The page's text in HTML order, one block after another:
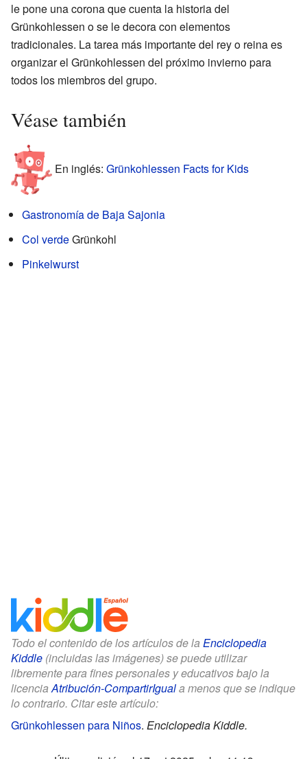
le pone una corona que cuenta la historia del
Grünkohlessen o se le decora con elementos
tradicionales. La tarea más importante del rey o reina es
organizar el Grünkohlessen del próximo invierno para
todos los miembros del grupo.
Véase también
En inglés: Grünkohlessen Facts for Kids
Gastronomía de Baja Sajonia
Col verdeGrünkohl
Pinkelwurst
Todo el contenido de los artículos de la Enciclopedia
Kiddle (incluidas las imágenes) se puede utilizar
libremente para fines personales y educativos bajo la
licenciaAtribución-CompartirIguala menos que se indique
lo contrario. Citar este artículo:
Grünkohlessen para Niños. Enciclopedia Kiddle.